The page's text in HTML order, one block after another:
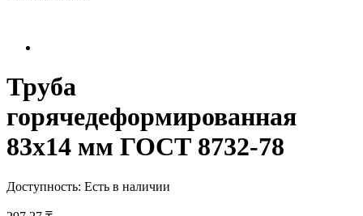
Труба
горячедеформированная
83х14 мм ГОСТ 8732-78
Доступность: Есть в наличии